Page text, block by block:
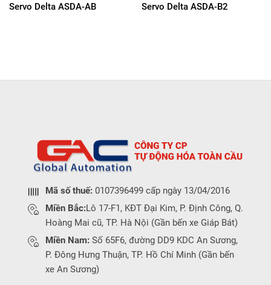
Servo Delta ASDA-AB Servo Delta ASDA-B2
Mã số thuế: 0107396499 cấp ngày 13/04/2016
Miền Bắc:Lô 17-F1, KĐT Đại Kim, P. Định Công, Q.
Hoàng Mai cũ, TP. Hà Nội (Gần bến xe Giáp Bát)
Miền Nam: Số 65F6, đường DD9 KDC An Sương,
P. Đông Hưng Thuận, TP. Hồ Chí Minh (Gần bến
xe An Sương)